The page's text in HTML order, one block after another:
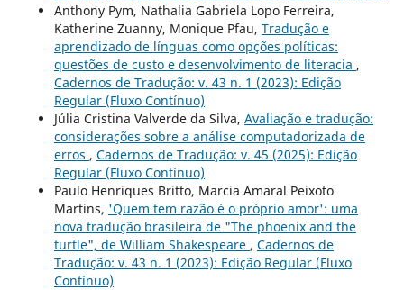
Anthony Pym, Nathalia Gabriela Lopo Ferreira,
Katherine Zuanny, Monique Pfau, Tradução e
aprendizado de línguas como opções políticas:
questões de custo e desenvolvimento de literacia ,
Cadernos de Tradução: v. 43 n. 1 (2023): Edição
Regular (Fluxo Contínuo)
Júlia Cristina Valverde da Silva, Avaliação e tradução:
considerações sobre a análise computadorizada de
erros , Cadernos de Tradução: v. 45 (2025): Edição
Regular (Fluxo Contínuo)
Paulo Henriques Britto, Marcia Amaral Peixoto
Martins, 'Quem tem razão é o próprio amor': uma
nova tradução brasileira de "The phoenix and the
turtle", de William Shakespeare , Cadernos de
Tradução: v. 43 n. 1 (2023): Edição Regular (Fluxo
Contínuo)